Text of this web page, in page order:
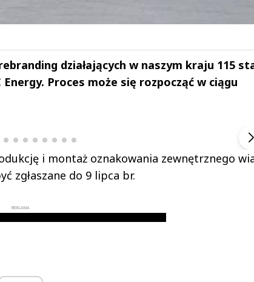
działających w naszym kraju 115
Proces może się rozpocząć w ciągu
i montaż oznakowania zewnętrznego
zgłaszane do 9 lipca br.
REKLAMA